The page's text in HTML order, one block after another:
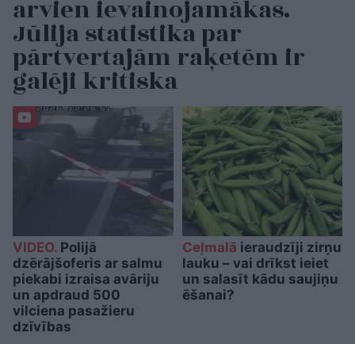
arvien ievainojamākas.
Jūlija statistika par
pārtvertajām raķetēm ir
galēji kritiska
VIDEO. Polijā
dzērājšoferis ar salmu
piekabi izraisa avāriju
un apdraud 500
vilciena pasažieru
dzīvības
Ceļmalā ieraudzīji zirņu
lauku – vai drīkst ieiet
un salasīt kādu saujiņu
ēšanai?